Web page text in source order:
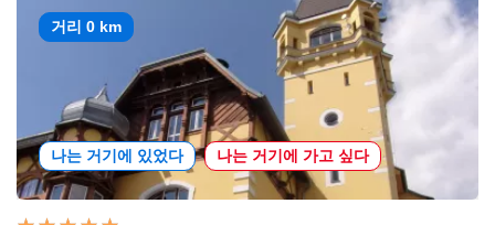
거리 0 km
나는 거기에 있었다 나는 거기에 가고 싶다